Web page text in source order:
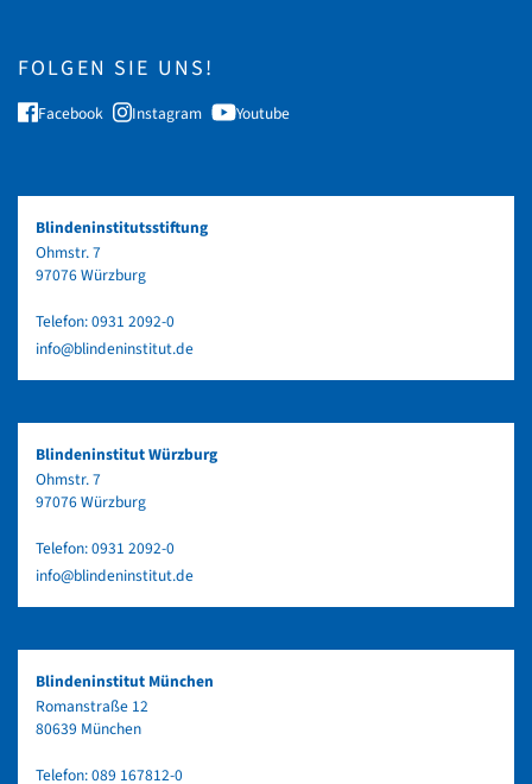
FOLGEN SIE UNS!
Facebook Instagram Youtube
Blindeninstitutsstiftung
Ohmstr. 7
97076 Würzburg
Telefon:0931 2092-0
info@blindeninstitut.de
Blindeninstitut Würzburg
Ohmstr. 7
97076 Würzburg
Telefon:0931 2092-0
info@blindeninstitut.de
Blindeninstitut München
Romanstraße 12
80639 München
Telefon:089 167812-0